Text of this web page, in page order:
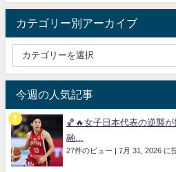
カテゴリー別アーカイブ
今週の人気記事
🏀🔥女子日本代表の逆襲
融...
27件のビュー | 7月 31, 2026 に